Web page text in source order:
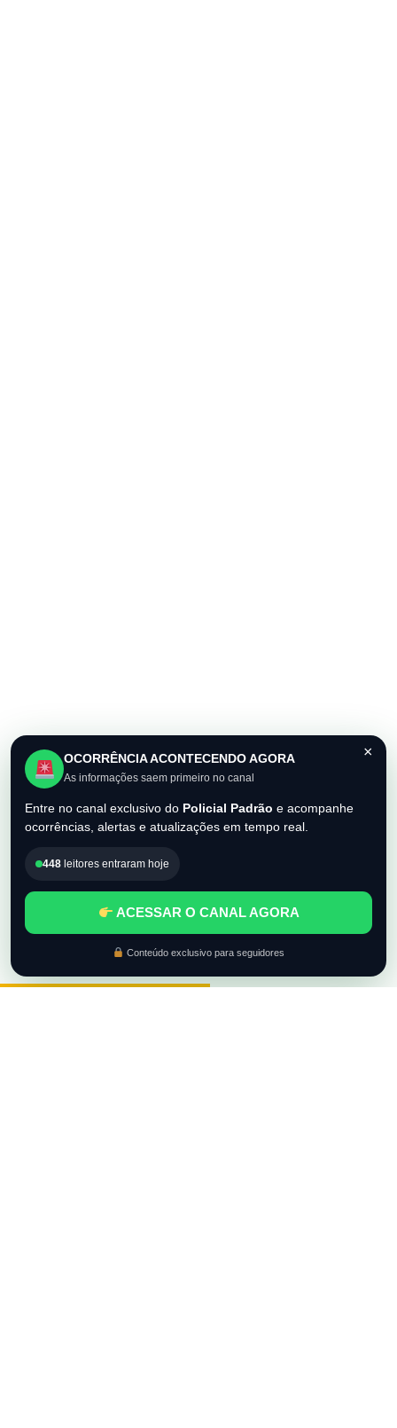
×
OCORRÊNCIA ACONTECENDO AGORA
As informações saem primeiro no canal
Entre no canal exclusivo do Policial Padrão e acompanhe
ocorrências, alertas e atualizações em tempo real.
448 leitores entraram hoje
ACESSAR O CANAL AGORA
Conteúdo exclusivo para seguidores